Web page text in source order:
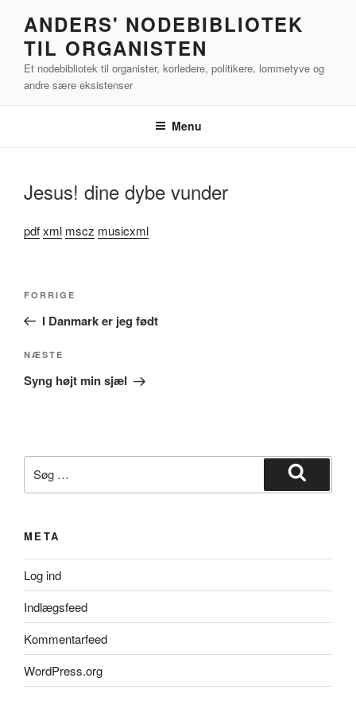
indhold
ANDERS' NODEBIBLIOTEK
TIL ORGANISTEN
Et nodebibliotek til organister, korledere, politikere, lommetyve og
andre sære eksistenser
Menu
Jesus! dine dybe vunder
pdfxml mscz musicxml
Forrige
indlæg
FORRIGE
I Danmark er jeg født
Næste
indlæg
NÆSTE
Syng højt min sjæl
efter:
Søg
META
Log ind
Indlægsfeed
Kommentarfeed
WordPress.org